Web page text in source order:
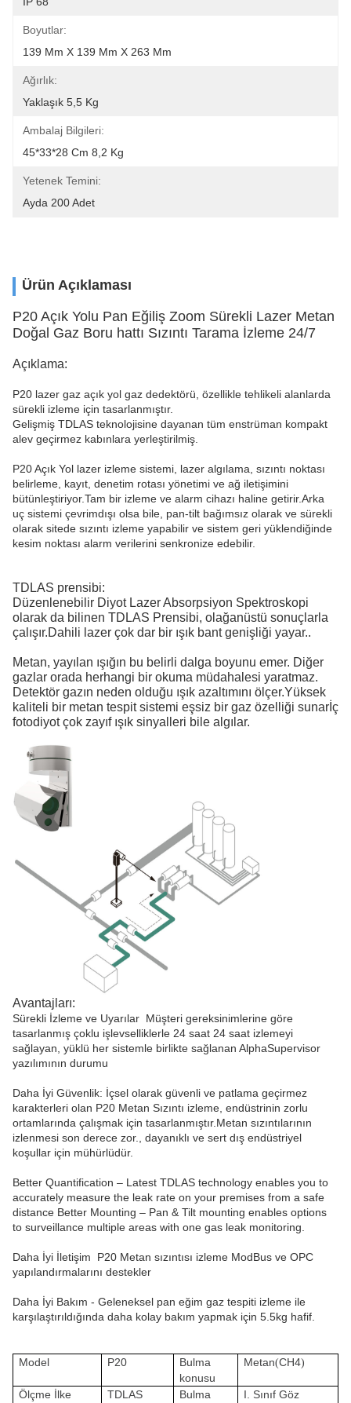
Boyutlar:
139 Mm X 139 Mm X 263 Mm
Ağırlık:
Yaklaşık 5,5 Kg
Ambalaj Bilgileri:
45*33*28 Cm 8,2 Kg
Yetenek Temini:
Ayda 200 Adet
Ürün Açıklaması
P20 Açık Yolu Pan Eğiliş Zoom Sürekli Lazer Metan
Doğal Gaz Boru hattı Sızıntı Tarama İzleme 24/7
Açıklama:
P20 lazer gaz açık yol gaz dedektörü, özellikle tehlikeli alanlarda
sürekli izleme için tasarlanmıştır.
Gelişmiş TDLAS teknolojisine dayanan tüm enstrüman kompakt
alev geçirmez kabınlara yerleştirilmiş.
P20 Açık Yol lazer izleme sistemi, lazer algılama, sızıntı noktası
belirleme, kayıt, denetim rotası yönetimi ve ağ iletişimini
bütünleştiriyor.Tam bir izleme ve alarm cihazı haline getirir.Arka
uç sistemi çevrimdışı olsa bile, pan-tilt bağımsız olarak ve sürekli
olarak sitede sızıntı izleme yapabilir ve sistem geri yüklendiğinde
kesim noktası alarm verilerini senkronize edebilir.
TDLAS prensibi:
Düzenlenebilir Diyot Lazer Absorpsiyon Spektroskopi
olarak da bilinen TDLAS Prensibi, olağanüstü sonuçlarla
çalışır.Dahili lazer çok dar bir ışık bant genişliği yayar..
Metan, yayılan ışığın bu belirli dalga boyunu emer. Diğer
gazlar orada herhangi bir okuma müdahalesi yaratmaz.
Detektör gazın neden olduğu ışık azaltımını ölçer.Yüksek
kaliteli bir metan tespit sistemi eşsiz bir gaz özelliği sunarİç
fotodiyot çok zayıf ışık sinyalleri bile algılar.
Avantajları:
Sürekli İzleme ve Uyarılar ️ Müşteri gereksinimlerine göre
tasarlanmış çoklu işlevselliklerle 24 saat 24 saat izlemeyi
sağlayan, yüklü her sistemle birlikte sağlanan AlphaSupervisor
yazılımının durumu
Daha İyi Güvenlik: İçsel olarak güvenli ve patlama geçirmez
karakterleri olan P20 Metan Sızıntı izleme, endüstrinin zorlu
ortamlarında çalışmak için tasarlanmıştır.Metan sızıntılarının
izlenmesi son derece zor., dayanıklı ve sert dış endüstriyel
koşullar için mühürlüdür.
Better Quantification – Latest TDLAS technology enables you to
accurately measure the leak rate on your premises from a safe
distance Better Mounting – Pan & Tilt mounting enables options
to surveillance multiple areas with one gas leak monitoring.
Daha İyi İletişim ️ P20 Metan sızıntısı izleme ModBus ve OPC
yapılandırmalarını destekler
Daha İyi Bakım - Geleneksel pan eğim gaz tespiti izleme ile
karşılaştırıldığında daha kolay bakım yapmak için 5.5kg hafif.
Model P20
Bulma
konusu
Metan(CH4)
Ölçme İlke TDLAS
Bulma
I. Sınıf Göz